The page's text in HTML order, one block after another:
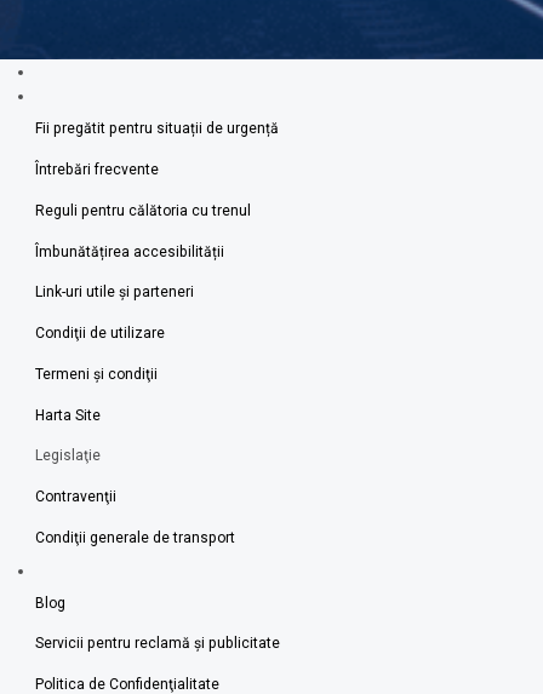
Fii pregătit pentru situații de urgență
Întrebări frecvente
Reguli pentru călătoria cu trenul
Îmbunătățirea accesibilității
Link-uri utile şi parteneri
Condiţii de utilizare
Termeni şi condiţii
Harta Site
Legislaţie
Contravenţii
Condiţii generale de transport
Blog
Servicii pentru reclamă și publicitate
Politica de Confidenţialitate